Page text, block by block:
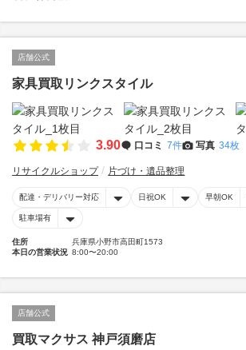
店舗公式
家具買取リンクスタイル
3.90 口コミ 7件 写真 34枚
リサイクルショップ 片づけ・遺品整理
配達・デリバリー対応 日祝OK 早朝OK
駐車場有
住所
兵庫県小野市高田町1573
本日の営業状況 8:00〜20:00
店舗公式
買取マクサス 神戸須磨店